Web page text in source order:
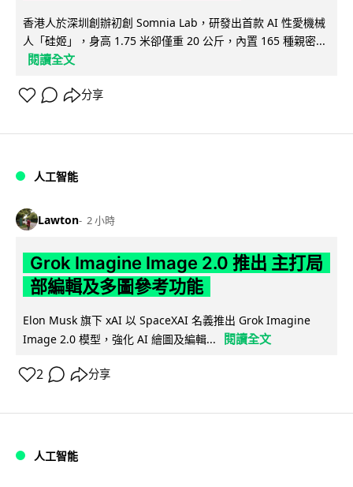
香港人於深圳創辦初創 Somnia Lab，研發出首款 AI 性愛機械
人「硅姬」，身高 1.75 米卻僅重 20 公斤，內置 165 種親密...
閱讀全文
分享
人工智能
Lawton 2 小時
Grok Imagine Image 2.0 推出 主打局
部編輯及多圖參考功能
Elon Musk 旗下 xAI 以 SpaceXAI 名義推出 Grok Imagine
Image 2.0 模型，強化 AI 繪圖及編輯...
閱讀全文
2 分享
人工智能